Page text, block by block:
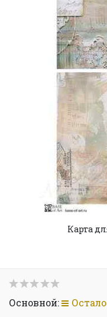
Карта
Основной: